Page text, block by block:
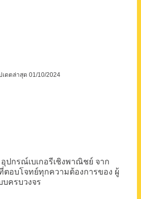
เดตล่าสุด 01/10/2024
อุปกรณ์เบเกอรีเชิงพาณิชย์ จาก
ตอบโจทย์ทุกความต้องการของ ผู้
ครบวงจร